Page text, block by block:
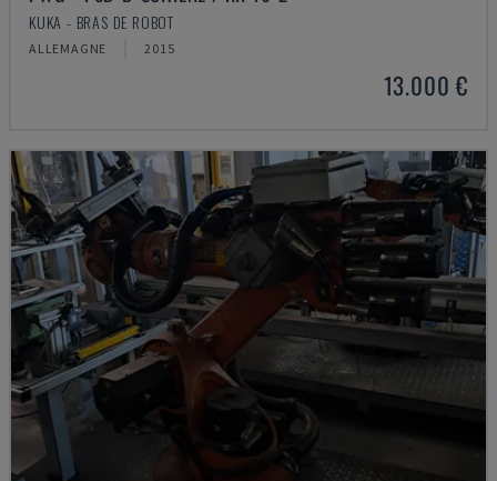
KUKA - BRAS DE ROBOT
ALLEMAGNE 2015
13.000 €